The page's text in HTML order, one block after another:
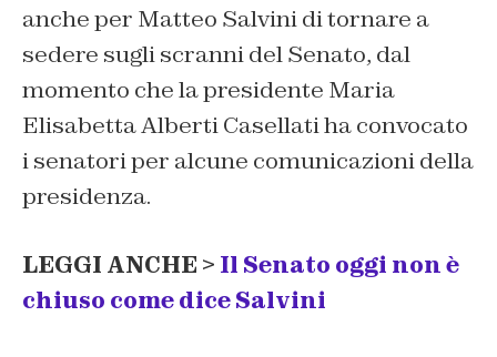
anche per Matteo Salvini di tornare a
sedere sugli scranni del Senato, dal
momento che la presidente Maria
Elisabetta Alberti Casellati ha convocato
i senatori per alcune comunicazioni della
presidenza.
LEGGI ANCHE > Il Senato oggi non è
chiuso come dice Salvini